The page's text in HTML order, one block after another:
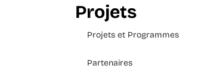
Projets
Projets et Programmes
Partenaires